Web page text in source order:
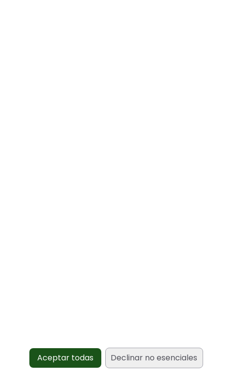
Aceptar todas Declinar no esenciales